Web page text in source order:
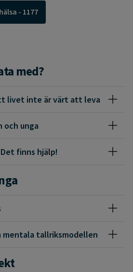
- 1177
med?
livet inte är värt att leva
och unga
finns hjälp!
mentala tallriksmodellen